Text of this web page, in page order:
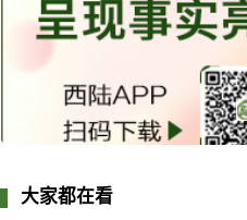
大家都在看